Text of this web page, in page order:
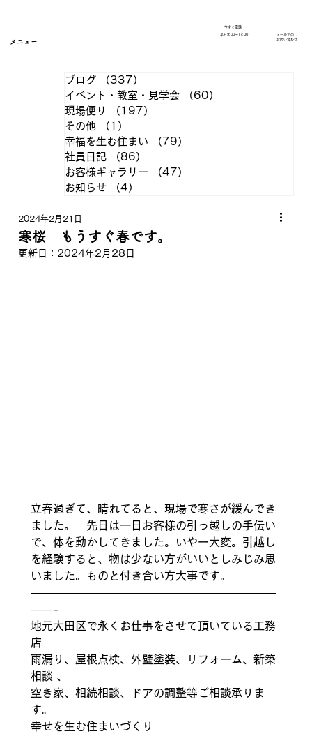
メニュー
今すぐ電話
​平日9:00～17:00
メールでの
​お問い合わせ
ブログ （337）
イベント・教室・見学会
（60）
現場便り
（197）
その他
（1）
幸福を生む住まい
（79）
社員日記
（86）
お客様ギャラリー
（47）
お知らせ
（4）
寒桜 もうすぐ春です。
2024年2月21日
更新日： 2024年2月28日
立春過ぎて、晴れてると、現場で寒さが緩んでき
ました。　先日は一日お客様の引っ越しの手伝い
で、体を動かしてきました。いやー大変。引越し
を経験すると、物は少ない方がいいとしみじみ思
いました。ものと付き合い方大事です。
——————————————————————
——-
地元大田区で永くお仕事をさせて頂いている工務
店
雨漏り、屋根点検、外壁塗装、リフォーム、新築
相談 、
空き家、相続相談、ドアの調整等ご相談承りま
す。
幸せを生む住まいづくり